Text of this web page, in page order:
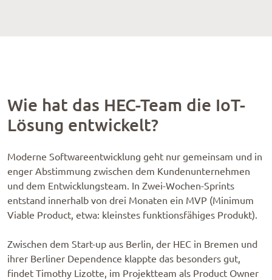
Wie hat das HEC-Team die IoT-
Lösung entwickelt?
Moderne Softwareentwicklung geht nur gemeinsam und in
enger Abstimmung zwischen dem Kundenunternehmen
und dem Entwicklungsteam. In Zwei-Wochen-Sprints
entstand innerhalb von drei Monaten ein MVP (Minimum
Viable Product, etwa: kleinstes funktionsfähiges Produkt).
Zwischen dem Start-up aus Berlin, der HEC in Bremen und
ihrer Berliner Dependence klappte das besonders gut,
findet Timothy Lizotte, im Projektteam als Product Owner